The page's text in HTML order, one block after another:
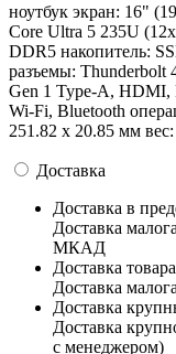
ноутбук экран: 16"
Core Ultra 5 235U
DDR5 накопитель:
разъемы: Thunderbolt
Gen 1 Type-А, HDMI,
Wi-Fi, Bluetooth
251.82 x 20.85 мм
Доставка
Доставка в
Доставка
МКАД
Доставка
Доставка
Доставка
Доставка
с менеджером)